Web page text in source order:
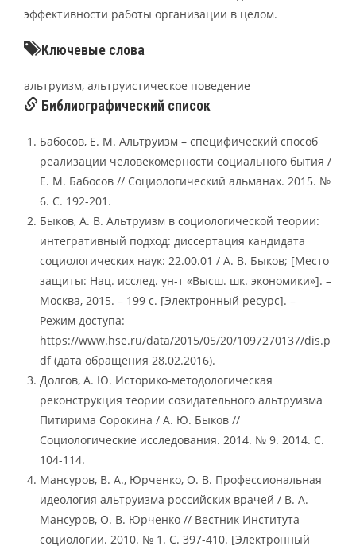
эффективности работы организации в целом.
Ключевые слова
альтруизм, альтруистическое поведение
Библиографический список
Бабосов, Е. М. Альтруизм – специфический способ
реализации человекомерности социального бытия /
Е. М. Бабосов // Социологический альманах. 2015. №
6. С. 192-201.
Быков, А. В. Альтруизм в социологической теории:
интегративный подход: диссертация кандидата
социологических наук: 22.00.01 / А. В. Быков; [Место
защиты: Нац. исслед. ун-т «Высш. шк. экономики»]. –
Москва, 2015. – 199 с. [Электронный ресурс]. –
Режим доступа:
https://www.hse.ru/data/2015/05/20/1097270137/dis.p
df (дата обращения 28.02.2016).
Долгов, А. Ю. Историко-методологическая
реконструкция теории созидательного альтруизма
Питирима Сорокина / А. Ю. Быков //
Социологические исследования. 2014. № 9. 2014. С.
104-114.
Мансуров, В. А., Юрченко, О. В. Профессиональная
идеология альтруизма российских врачей / В. А.
Мансуров, О. В. Юрченко // Вестник Института
социологии. 2010. № 1. С. 397-410. [Электронный